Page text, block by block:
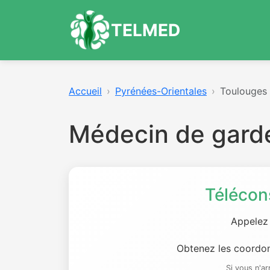
TELMED
Accueil Pyrénées-Orientales Toulouges
Médecin de
Obtenez les
Si vous